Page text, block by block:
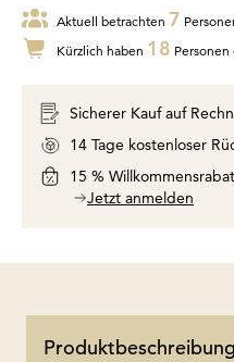
Aktuell betrachten 7
Kürzlich haben 18
Sicherer Kauf auf
14 Tage kostenloser
15 %
Jetzt anmelden
Produktbeschreibung